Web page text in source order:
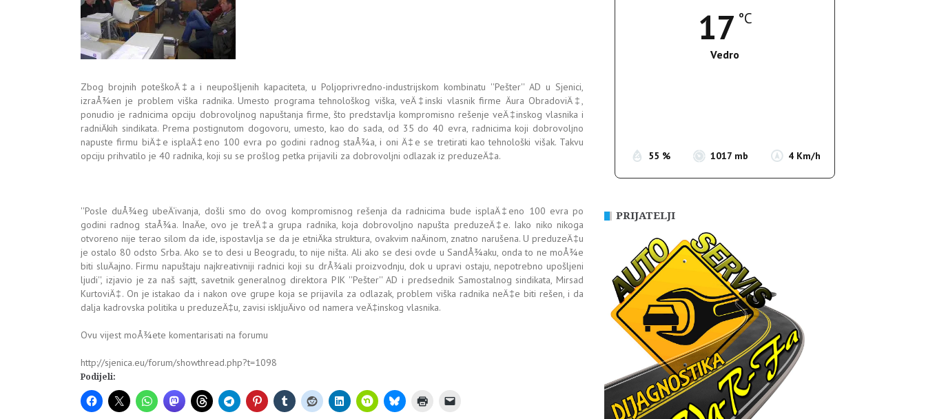
Zbog brojnih poteškoÄ‡a i neupošljenih kapaciteta, u Poljoprivredno-industrijskom kombinatu ''Pešter'' AD u Sjenici,
izraÅ¾en je problem viška radnika. Umesto programa tehnološkog viška, veÄ‡inski vlasnik firme Äura ObradoviÄ‡,
ponudio je radnicima opciju dobrovoljnog napuštanja firme, što predstavlja kompromisno rešenje veÄ‡inskog vlasnika i
radniÄkih sindikata. Prema postignutom dogovoru, umesto, kao do sada, od 35 do 40 evra, radnicima koji dobrovoljno
napuste firmu biÄ‡e isplaÄ‡eno 100 evra po godini radnog staÅ¾a, i oni Ä‡e se tretirati kao tehnološki višak. Takvu
opciju prihvatilo je 40 radnika, koji su se prošlog petka prijavili za dobrovoljni odlazak iz preduzeÄ‡a.
''Posle duÅ¾eg ubeÄ‘ivanja, došli smo do ovog kompromisnog rešenja da radnicima bude isplaÄ‡eno 100 evra po
godini radnog staÅ¾a. InaÄe, ovo je treÄ‡a grupa radnika, koja dobrovoljno napušta preduzeÄ‡e. Iako niko nikoga
otvoreno nije terao silom da ide, ispostavlja se da je etniÄka struktura, ovakvim naÄinom, znatno narušena. U preduzeÄ‡u
je ostalo 80 odsto Srba. Ako se to desi u Beogradu, to nije ništa. Ali ako se desi ovde u SandÅ¾aku, onda to ne moÅ¾e
biti sluÄajno. Firmu napuštaju najkreativniji radnici koji su drÅ¾ali proizvodnju, dok u upravi ostaju, nepotrebno upošljeni
ljudi'', izjavio je za naš sajtt, savetnik generalnog direktora PIK ''Pešter'' AD i predsednik Samostalnog sindikata, Mirsad
KurtoviÄ‡. On je istakao da i nakon ove grupe koja se prijavila za odlazak, problem viška radnika neÄ‡e biti rešen, i da
dalja kadrovska politika u preduzeÄ‡u, zavisi iskljuÄivo od namera veÄ‡inskog vlasnika.
Ovu vijest moÅ¾ete komentarisati na forumu
http://sjenica.eu/forum/showthread.php?t=1098
Podijeli:
17 °C
Vedro
55 % 1017 mb 4 Km/h
PRIJATELJI